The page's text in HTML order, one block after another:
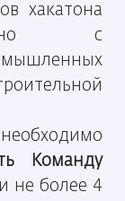
хакатона
с
Команду
не более 4